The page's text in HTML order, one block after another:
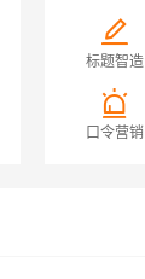
标题智造
口令营销